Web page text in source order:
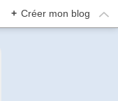
+ Créer mon blog